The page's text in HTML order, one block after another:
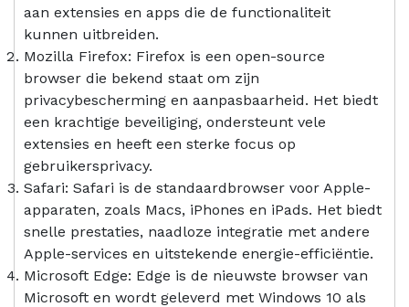
aan extensies en apps die de functionaliteit
kunnen uitbreiden.
Mozilla Firefox: Firefox is een open-source
browser die bekend staat om zijn
privacybescherming en aanpasbaarheid. Het biedt
een krachtige beveiliging, ondersteunt vele
extensies en heeft een sterke focus op
gebruikersprivacy.
Safari: Safari is de standaardbrowser voor Apple-
apparaten, zoals Macs, iPhones en iPads. Het biedt
snelle prestaties, naadloze integratie met andere
Apple-services en uitstekende energie-efficiëntie.
Microsoft Edge: Edge is de nieuwste browser van
Microsoft en wordt geleverd met Windows 10 als